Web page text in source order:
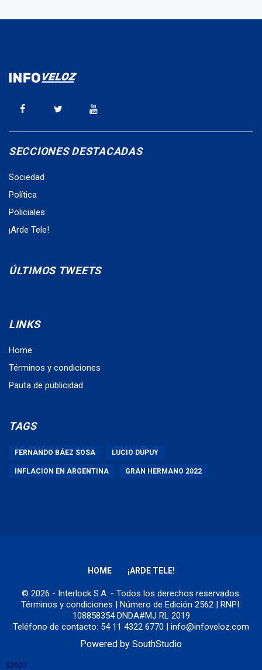
SECCIONES DESTACADAS
Sociedad
Política
Policiales
¡Arde Tele!
ÚLTIMOS TWEETS
LINKS
Home
Términos y condiciones
Pauta de publicidad
TAGS
FERNANDO BÁEZ SOSA LUCIO DUPUY
INFLACION EN ARGENTINA GRAN HERMANO 2022
HOME ¡ARDE TELE!
© 2026 - Interlock S.A. - Todos los derechos reservados.
Términos y condiciones | Número de Edición 2562 | RNPI:
108858354 DNDA#MJ RL 2019
Teléfono de contacto: 54 11 4322 6770 | info@infoveloz.com
Powered by SouthStudio
S2020